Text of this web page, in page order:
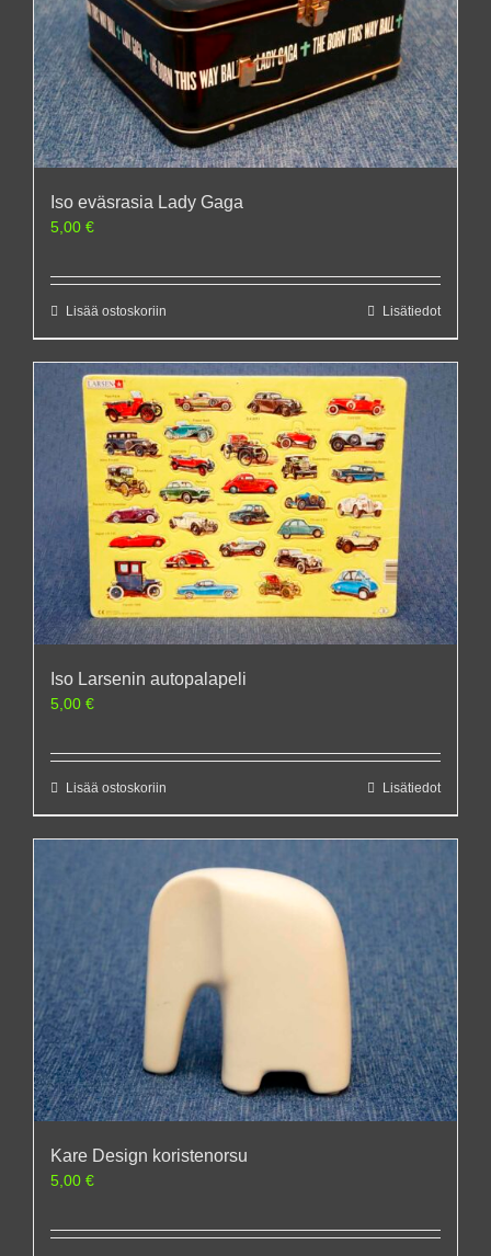
Iso eväsrasia Lady Gaga
5,00 €
Lisää ostoskoriin Lisätiedot
Iso Larsenin autopalapeli
5,00 €
Lisää ostoskoriin Lisätiedot
Kare Design koristenorsu
5,00 €